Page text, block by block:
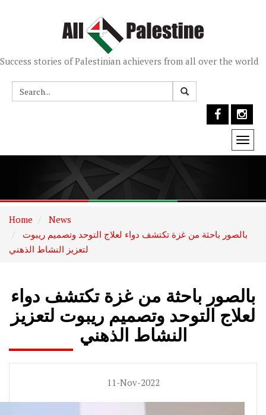
Success stories of Palestinian achievers from all over the world
Home
News
لتعزيز النشاط الذهني
بالصور باحثة من غزة تكتشف دواء
لعلاج التوحد وتصميم ريبوت لتعزيز
النشاط الذهني
11-Nov-2022